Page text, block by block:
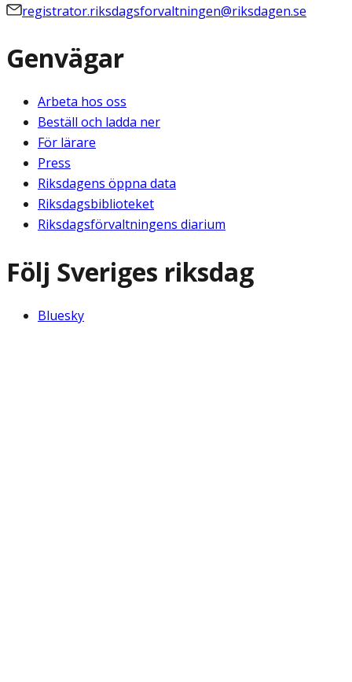
registrator.riksdagsforvaltningen@riksdagen.se
Genvägar
Arbeta hos oss
Beställ och ladda ner
För lärare
Press
Riksdagens öppna data
Riksdagsbiblioteket
Riksdagsförvaltningens diarium
Följ Sveriges riksdag
Bluesky